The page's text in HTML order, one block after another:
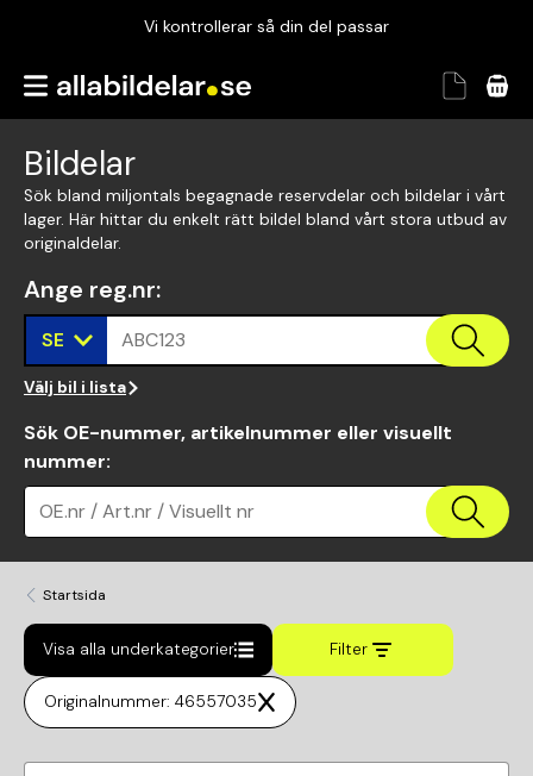
Vi kontrollerar så din del passar
Garanterad passform
Bildelar
Sök bland miljontals begagnade reservdelar och bildelar i vårt
lager. Här hittar du enkelt rätt bildel bland vårt stora utbud av
originaldelar.
Ange reg.nr:
SE ABC123
Välj bil i lista
Sök OE-nummer, artikelnummer eller visuellt
nummer:
OE.nr / Art.nr / Visuellt nr
Startsida
Visa alla underkategorier Filter
Originalnummer: 46557035